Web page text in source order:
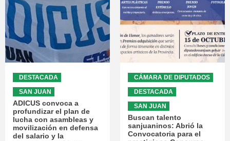
DESTACADA
SAN JUAN
ADICUS convoca a
profundizar el plan de
lucha con asambleas y
movilización en defensa
del salario y la
CÁMARA DE DIPUTADOS
DESTACADA
SAN JUAN
Buscan talento
sanjuaninos: Abrió la
Convocatoria para el